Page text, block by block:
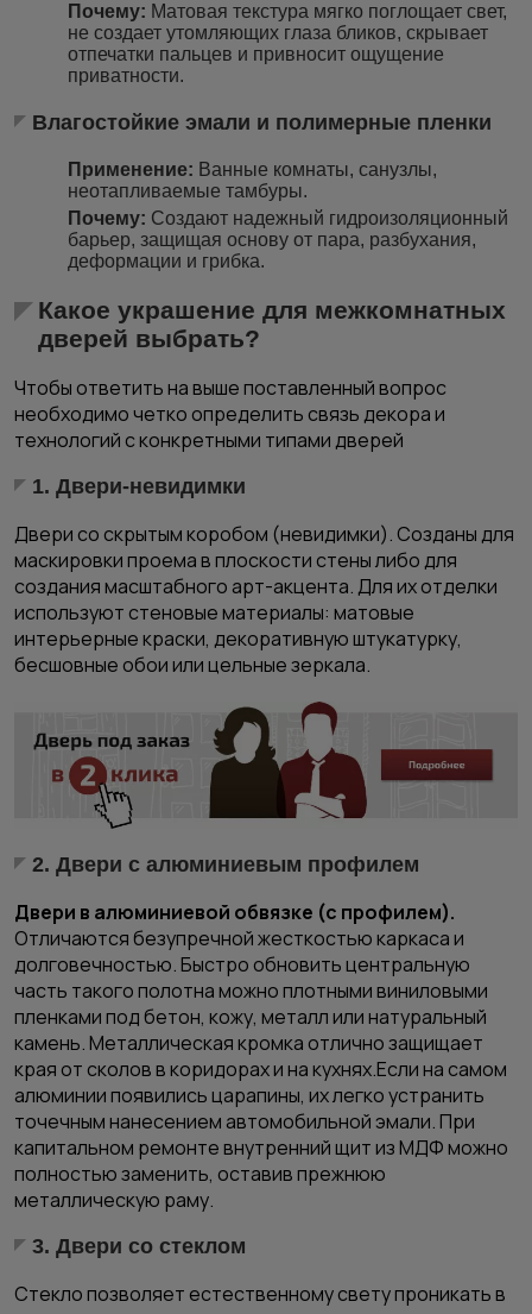
Почему: Матовая текстура мягко поглощает свет,
не создает утомляющих глаза бликов, скрывает
отпечатки пальцев и привносит ощущение
приватности.
Влагостойкие эмали и полимерные пленки
Применение: Ванные комнаты, санузлы,
неотапливаемые тамбуры.
Почему: Создают надежный гидроизоляционный
барьер, защищая основу от пара, разбухания,
деформации и грибка.
Какое украшение для межкомнатных
дверей выбрать?
Чтобы ответить на выше поставленный вопрос
необходимо четко определить связь декора и
технологий с конкретными типами дверей
1. Двери-невидимки
Двери со скрытым коробом (невидимки). Созданы для
маскировки проема в плоскости стены либо для
создания масштабного арт-акцента. Для их отделки
используют стеновые материалы: матовые
интерьерные краски, декоративную штукатурку,
бесшовные обои или цельные зеркала.
2. Двери с алюминиевым профилем
Двери в алюминиевой обвязке (с профилем).
Отличаются безупречной жесткостью каркаса и
долговечностью. Быстро обновить центральную
часть такого полотна можно плотными виниловыми
пленками под бетон, кожу, металл или натуральный
камень. Металлическая кромка отлично защищает
края от сколов в коридорах и на кухнях.Если на самом
алюминии появились царапины, их легко устранить
точечным нанесением автомобильной эмали. При
капитальном ремонте внутренний щит из МДФ можно
полностью заменить, оставив прежнюю
металлическую раму.
3. Двери со стеклом
Стекло позволяет естественному свету проникать в